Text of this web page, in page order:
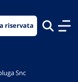
riservata
Snc